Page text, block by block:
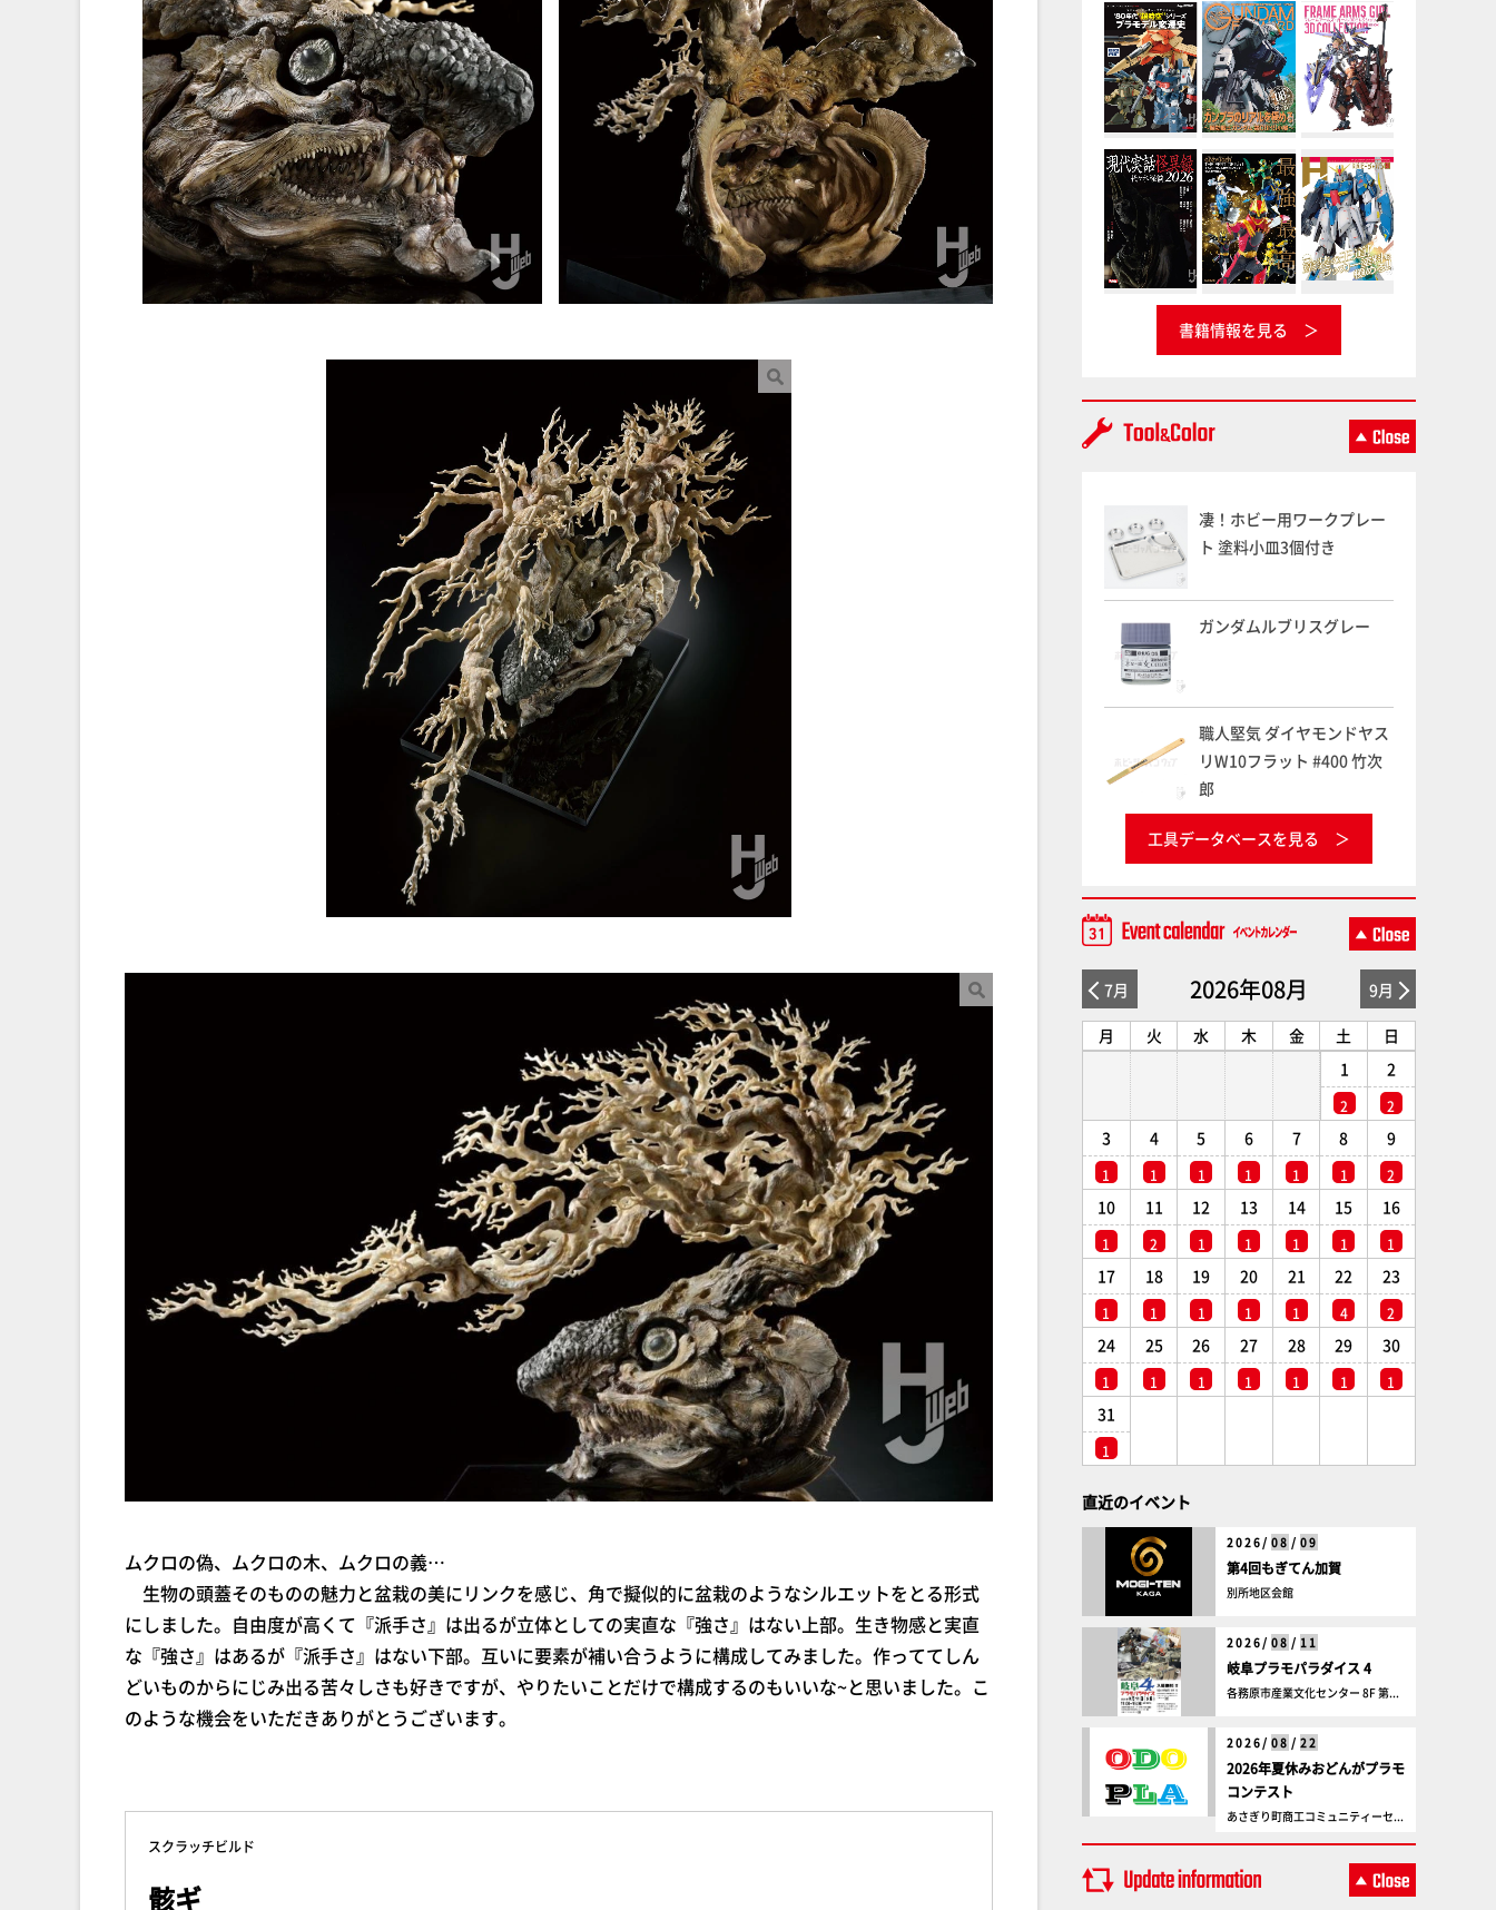
ムクロの偽、ムクロの木、ムクロの義…
生物の頭蓋そのものの魅力と盆栽の美にリンクを感じ、角で擬似的に盆栽のようなシルエットをとる形式
にしました。自由度が高くて『派手さ』は出るが立体としての実直な『強さ』はない上部。生き物感と実直
な『強さ』はあるが『派手さ』はない下部。互いに要素が補い合うように構成してみました。作っててしん
どいものからにじみ出る苦々しさも好きですが、やりたいことだけで構成するのもいいな~と思いました。こ
のような機会をいただきありがとうございます。
スクラッチビルド
骸ギ
書籍情報を見る
凄！ホビー用ワークプレー
ト 塗料小皿3個付き
ガンダムルブリスグレー
職人堅気 ダイヤモンドヤス
リW10フラット #400 竹次
郎
工具データベースを見る
7月 2026年08月 9月
月 火 水 木 金 土
日
1
2
2
2
3
1
4
1
5
1
6
1
7
1
8
1
9
2
10
1
11
2
12
1
13
1
14
1
15
1
16
1
17
1
18
1
19
1
20
1
21
1
22
4
23
2
24
1
25
1
26
1
27
1
28
1
29
1
30
1
31
1
直近のイベント
2026/ 08 / 09
第4回もぎてん加賀
別所地区会館
2026/ 08 / 11
岐阜プラモパラダイス 4
各務原市産業文化センター 8F 第...
2026/ 08 / 22
2026年夏休みおどんがプラモ
コンテスト
あさぎり町商工コミュニティーセ...